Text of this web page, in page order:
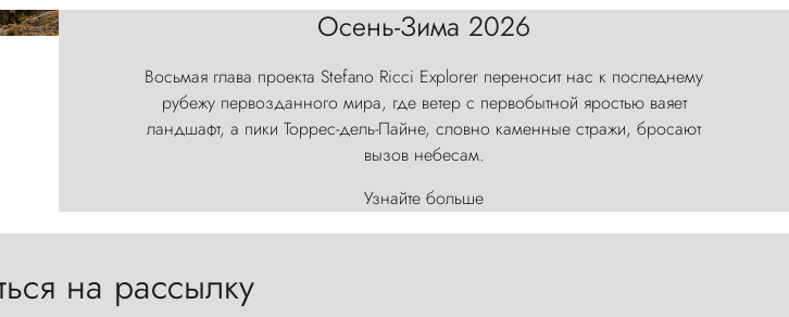
Осень-Зима 2026
Восьмая глава проекта Stefano Ricci Explorer переносит нас к последнему
рубежу первозданного мира, где ветер с первобытной яростью ваяет
ландшафт, а пики Торрес-дель-Пайне, словно каменные стражи, бросают
вызов небесам.
Узнайте больше
на рассылку